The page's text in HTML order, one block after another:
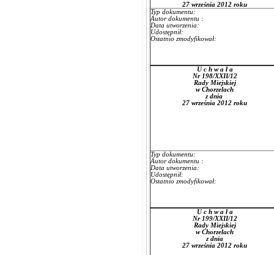
27 września 2012 roku
Typ dokumentu:
Autor dokumentu :
Data utworzenia:
Udostępnił:
Ostatnio zmodyfikował:
U c h w a ł a
Nr 198/XXII/12
Rady Miejskiej
w Chorzelach
z dnia
27 września 2012 roku
Typ dokumentu:
Autor dokumentu :
Data utworzenia:
Udostępnił:
Ostatnio zmodyfikował:
U c h w a ł a
Nr 199/XXII/12
Rady Miejskiej
w Chorzelach
z dnia
27 września 2012 roku